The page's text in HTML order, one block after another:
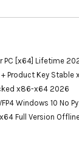
PC [x64] Lifetime
Product Key Stable
x86-x64 2026
Windows 10 No
Full Version